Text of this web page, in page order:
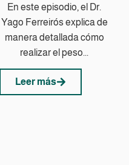
En este episodio, el Dr.
Yago Ferreirós explica de
manera detallada cómo
realizar el peso...
Leer más